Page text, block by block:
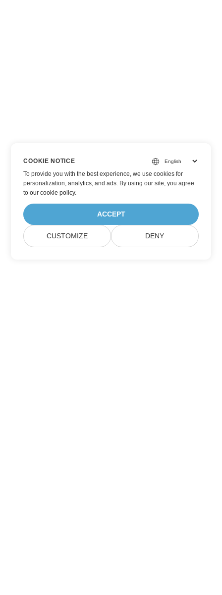
COOKIE NOTICE
To provide you with the best experience, we use cookies for
personalization, analytics, and ads. By using our site, you agree
toour cookie policy.
ACCEPT
CUSTOMIZE DENY